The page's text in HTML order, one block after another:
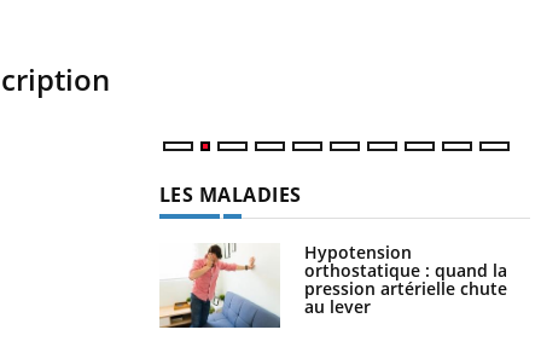
LES MALADIES
Hypotension
orthostatique : quand la
pression artérielle chute
au lever